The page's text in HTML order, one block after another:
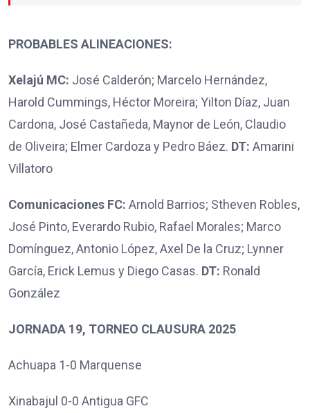
PROBABLES ALINEACIONES:
Xelajú MC: José Calderón; Marcelo Hernández,
Harold Cummings, Héctor Moreira; Yilton Díaz, Juan
Cardona, José Castañeda, Maynor de León, Claudio
de Oliveira; Elmer Cardoza y Pedro Báez. DT: Amarini
Villatoro
Comunicaciones FC: Arnold Barrios; Stheven Robles,
José Pinto, Everardo Rubio, Rafael Morales; Marco
Domínguez, Antonio López, Axel De la Cruz; Lynner
García, Erick Lemus y Diego Casas. DT: Ronald
González
JORNADA 19, TORNEO CLAUSURA 2025
Achuapa 1-0 Marquense
Xinabajul 0-0 Antigua GFC